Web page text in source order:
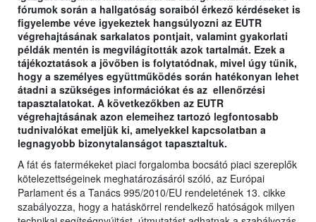
fórumok során a hallgatóság soraiból érkező kérdéseket is
figyelembe véve igyekeztek hangsúlyozni az EUTR
végrehajtásának sarkalatos pontjait, valamint gyakorlati
példák mentén is megvilágították azok tartalmát. Ezek a
tájékoztatások a jövőben is folytatódnak, mivel úgy tűnik,
hogy a személyes együttműködés során hatékonyan lehet
átadni a szükséges információkat és az ellenőrzési
tapasztalatokat. A következőkben az EUTR
végrehajtásának azon elemeihez tartozó legfontosabb
tudnivalókat emeljük ki, amelyekkel kapcsolatban a
legnagyobb bizonytalanságot tapasztaltuk.
A fát és fatermékeket piaci forgalomba bocsátó piaci szereplők
kötelezettségeinek meghatározásáról szóló, az Európai
Parlament és a Tanács 995/2010/EU rendeletének 13. cikke
szabályozza, hogy a hatáskörrel rendelkező hatóságok milyen